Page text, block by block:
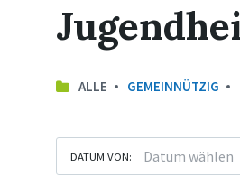
ALLE GEMEINNÜTZIG
DATUM VON: